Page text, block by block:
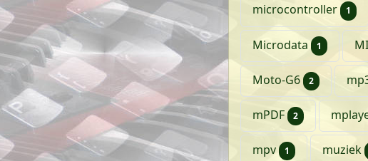
microcontroller 1
Microdata 1 artikel
Moto-G6 2 artikelen
mPDF 2 artikelen
mpv 1 artikelmuziek